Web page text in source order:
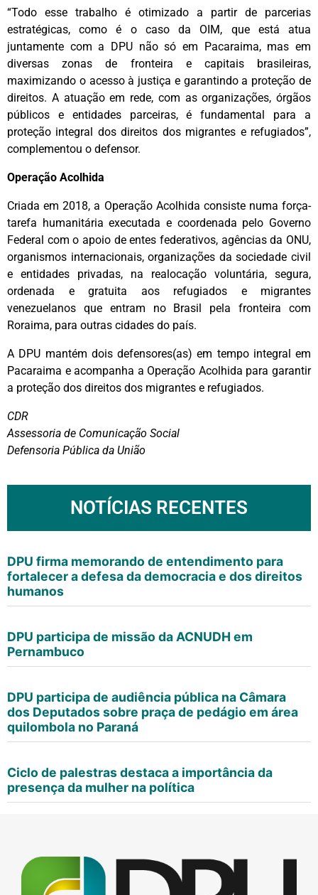
“Todo esse trabalho é otimizado a partir de parcerias
estratégicas, como é o caso da OIM, que está atua
juntamente com a DPU não só em Pacaraima, mas em
diversas zonas de fronteira e capitais brasileiras,
maximizando o acesso à justiça e garantindo a proteção de
direitos. A atuação em rede, com as organizações, órgãos
públicos e entidades parceiras, é fundamental para a
proteção integral dos direitos dos migrantes e refugiados”,
complementou o defensor.
Operação Acolhida
Criada em 2018, a Operação Acolhida consiste numa força-
tarefa humanitária executada e coordenada pelo Governo
Federal com o apoio de entes federativos, agências da ONU,
organismos internacionais, organizações da sociedade civil
e entidades privadas, na realocação voluntária, segura,
ordenada e gratuita aos refugiados e migrantes
venezuelanos que entram no Brasil pela fronteira com
Roraima, para outras cidades do país.
A DPU mantém dois defensores(as) em tempo integral em
Pacaraima e acompanha a Operação Acolhida para garantir
a proteção dos direitos dos migrantes e refugiados.
CDR
Assessoria de Comunicação Social
Defensoria Pública da União
NOTÍCIAS RECENTES
DPU firma memorando de entendimento para
fortalecer a defesa da democracia e dos direitos
humanos
DPU participa de missão da ACNUDH em
Pernambuco
DPU participa de audiência pública na Câmara
dos Deputados sobre praça de pedágio em área
quilombola no Paraná
Ciclo de palestras destaca a importância da
presença da mulher na política